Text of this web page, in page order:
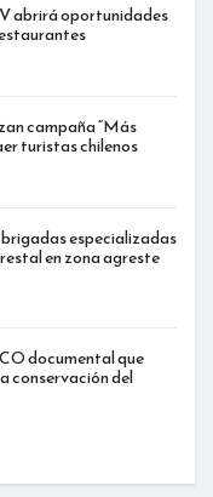
abrirá oportunidades
campaña “Más
turistas chilenos
especializadas
en zona agreste
documental que
conservación del